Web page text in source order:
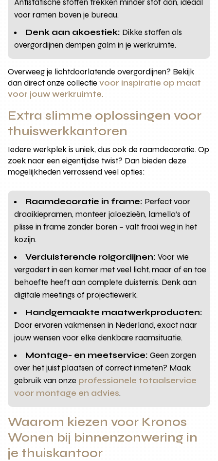
Antistatische stoffen trekken minder stof aan, ideaal
voor ramen boven je bureau.
Denk aan akoestiek: Dikke stoffen als
overgordijnen dempen galm in je werkruimte.
Overweeg je lichtdoorlatende overgordijnen? Bekijk
dan direct onze collectievoor inspiratie op maat
voor jouw werkruimte.
Extra slimme oplossingen voor
thuiswerkkantoren
Iedere werkplek is uniek, dus ook de raamdecoratie. Op
zoek naar een eigentijdse twist? Dan bieden deze
mogelijkheden verrassend veel opties:
Raamdecoratie in frame: Perfect voor
draaikiepramen, monteer jaloezieën, lamella’s of
plisse in frame zonder boren – valt fraai weg in het
kozijn.
Verduisterende rolgordijnen: Voor wie
vergadert in een kamer met veel licht, maar af en toe
behoefte heeft aan complete duisternis. Denk aan
digitale meetings of projectiewerk.
Handgemaakte maatwerkproducten:
Door ervaren vakmensen in Nederland, exact naar
jouw wensen voor elke denkbare raamsituatie.
Montage- en meetservice: Geen zorgen
over het juist plaatsen of correct inmeten? Maak
gebruik van onze professionele totaalservice
voor montage en advies.
Waarom kiezen voor Kronos
Wonen bij binnenzonwering in
je thuiskantoor